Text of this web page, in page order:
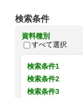
検索条件
資料種別
すべて選択
検索条件1
検索条件2
検索条件3